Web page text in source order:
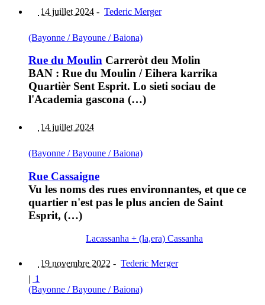
14 juillet 2024 - Tederic Merger
(Bayonne / Bayoune / Baiona)
Rue du Moulin Carreròt deu Molin
BAN : Rue du Moulin / Eihera karrika
Quartièr Sent Esprit. Lo sieti sociau de
l'Academia gascona (…)
14 juillet 2024
(Bayonne / Bayoune / Baiona)
Rue Cassaigne
Vu les noms des rues environnantes, et que ce
quartier n'est pas le plus ancien de Saint
Esprit, (…)
Lacassanha + (la,era) Cassanha
19 novembre 2022 - Tederic Merger
| 1
(Bayonne / Bayoune / Baiona)